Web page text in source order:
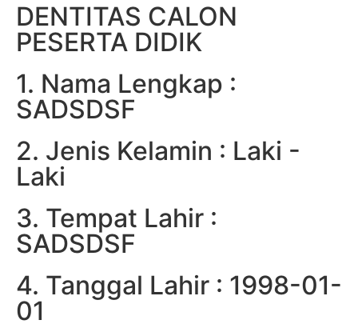
DENTITAS CALON
PESERTA DIDIK
1. Nama Lengkap :
SADSDSF
2. Jenis Kelamin : Laki -
Laki
3. Tempat Lahir :
SADSDSF
4. Tanggal Lahir : 1998-01-
01